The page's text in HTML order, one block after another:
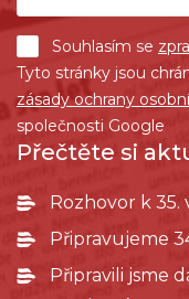
Souhlasím se
Tyto stránky jsou
zásady ochrany
společnosti Google
Přečtěte si
Rozhovor k 35.
Připravujeme
Připravili jsme